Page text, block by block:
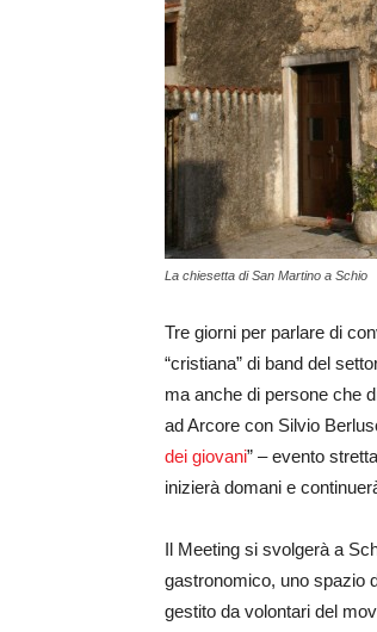
La chiesetta di San Martino a Schio
Tre giorni per parlare di
“cristiana” di band del
ma anche di persone che
ad Arcore con Silvio
dei giovani” – evento
inizierà domani e
Il Meeting si svolgerà a
gastronomico, uno spazio
gestito da volontari del